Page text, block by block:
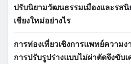
ปรับนิยามวัฒนธรรมเมืองและรสนิ
เชียงใหม่อย่างไร
การท่องเที่ยวเชิงการแพทย์ความง
การปรับรูปร่างแบบไม่ผ่าตัดจึงขับ